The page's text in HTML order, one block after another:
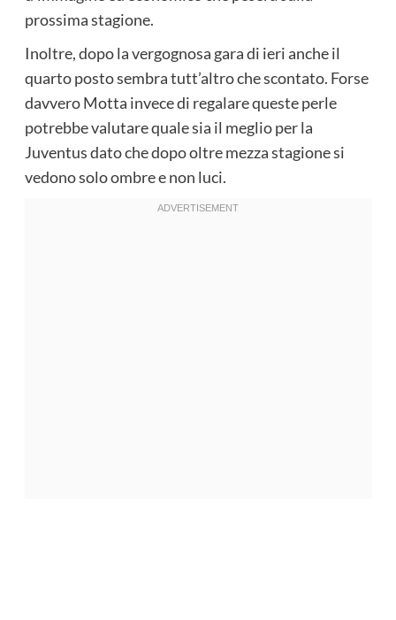
prossima stagione.
Inoltre, dopo la vergognosa gara di ieri anche il
quarto posto sembra tutt’altro che scontato. Forse
davvero Motta invece di regalare queste perle
potrebbe valutare quale sia il meglio per la
Juventus dato che dopo oltre mezza stagione si
vedono solo ombre e non luci.